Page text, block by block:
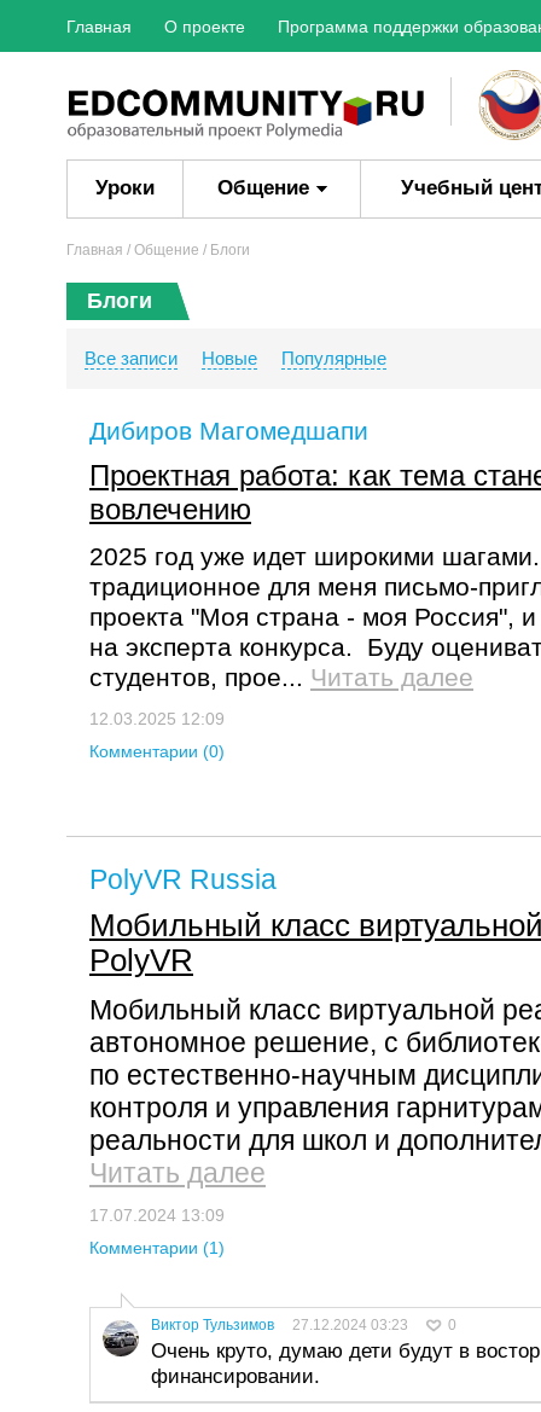
Главная О проекте Программа поддержки
Уроки Общение Учебный
Главная / Общение / Блоги
Блоги
Все записи Новые Популярные
Дибиров Магомедшапи
Проектная работа: как тема
вовлечению
2025 год уже идет широкими
традиционное для меня письмо-
проекта "Моя страна - моя Россия",
на эксперта конкурса. Буду
студентов, прое... Читать далее
12.03.2025 12:09
Комментарии (0)
PolyVR Russia
Мобильный класс
PolyVR
Мобильный класс виртуальной
автономное решение, с
по естественно-научным
контроля и управления
реальности для школ и
Читать далее
17.07.2024 13:09
Комментарии (1)
Виктор Тульзимов 27.12.2024 03:23 0
Очень круто, думаю дети будут в
финансировании.